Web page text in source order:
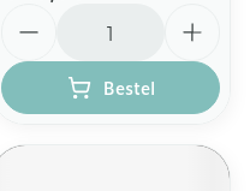
Bestel